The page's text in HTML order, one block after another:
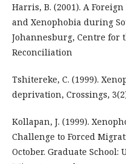
Harris, B. (2001). A
and Xenophobia during
Johannesburg, Centre for
Reconciliation
Tshitereke, C. (1999).
deprivation, Crossings,
Kollapan, J. (1999).
Challenge to Forced
October. Graduate School: